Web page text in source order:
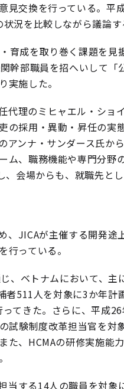
交換を行っている。平
況を比較しながら議論す
育成を取り巻く課題を
部職員を招へいして「
施した。
理のミヒャエル・ショ
採用・異動・昇任の実
ンナ・サンダース氏か
、職務機能や専門分野
会場からも、就職先と
JICAが主催する開発
っている。
、ベトナムにおいて、
511人を対象に3か年
てきた。さらに、平成
試験制度改革担当官を
、HCMAの研修実施能
当する14人の職員を対